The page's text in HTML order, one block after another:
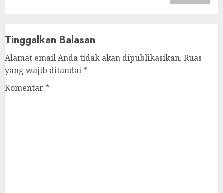
Tinggalkan Balasan
Alamat email Anda tidak akan dipublikasikan. Ruas
yang wajib ditandai *
Komentar *